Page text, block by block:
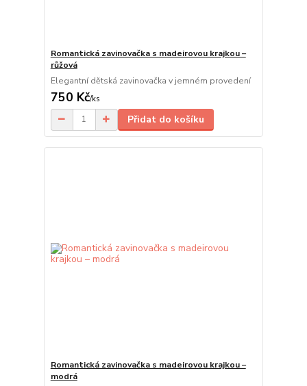
Romantická zavinovačka s madeirovou krajkou –
růžová
Elegantní dětská zavinovačka v jemném provedení
750 Kč/ks
Přidat do košíku
Romantická zavinovačka s madeirovou krajkou –
modrá